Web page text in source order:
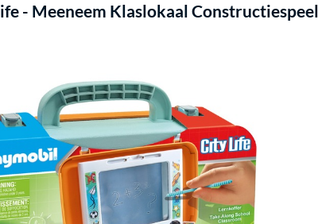
- Meeneem Klaslokaal